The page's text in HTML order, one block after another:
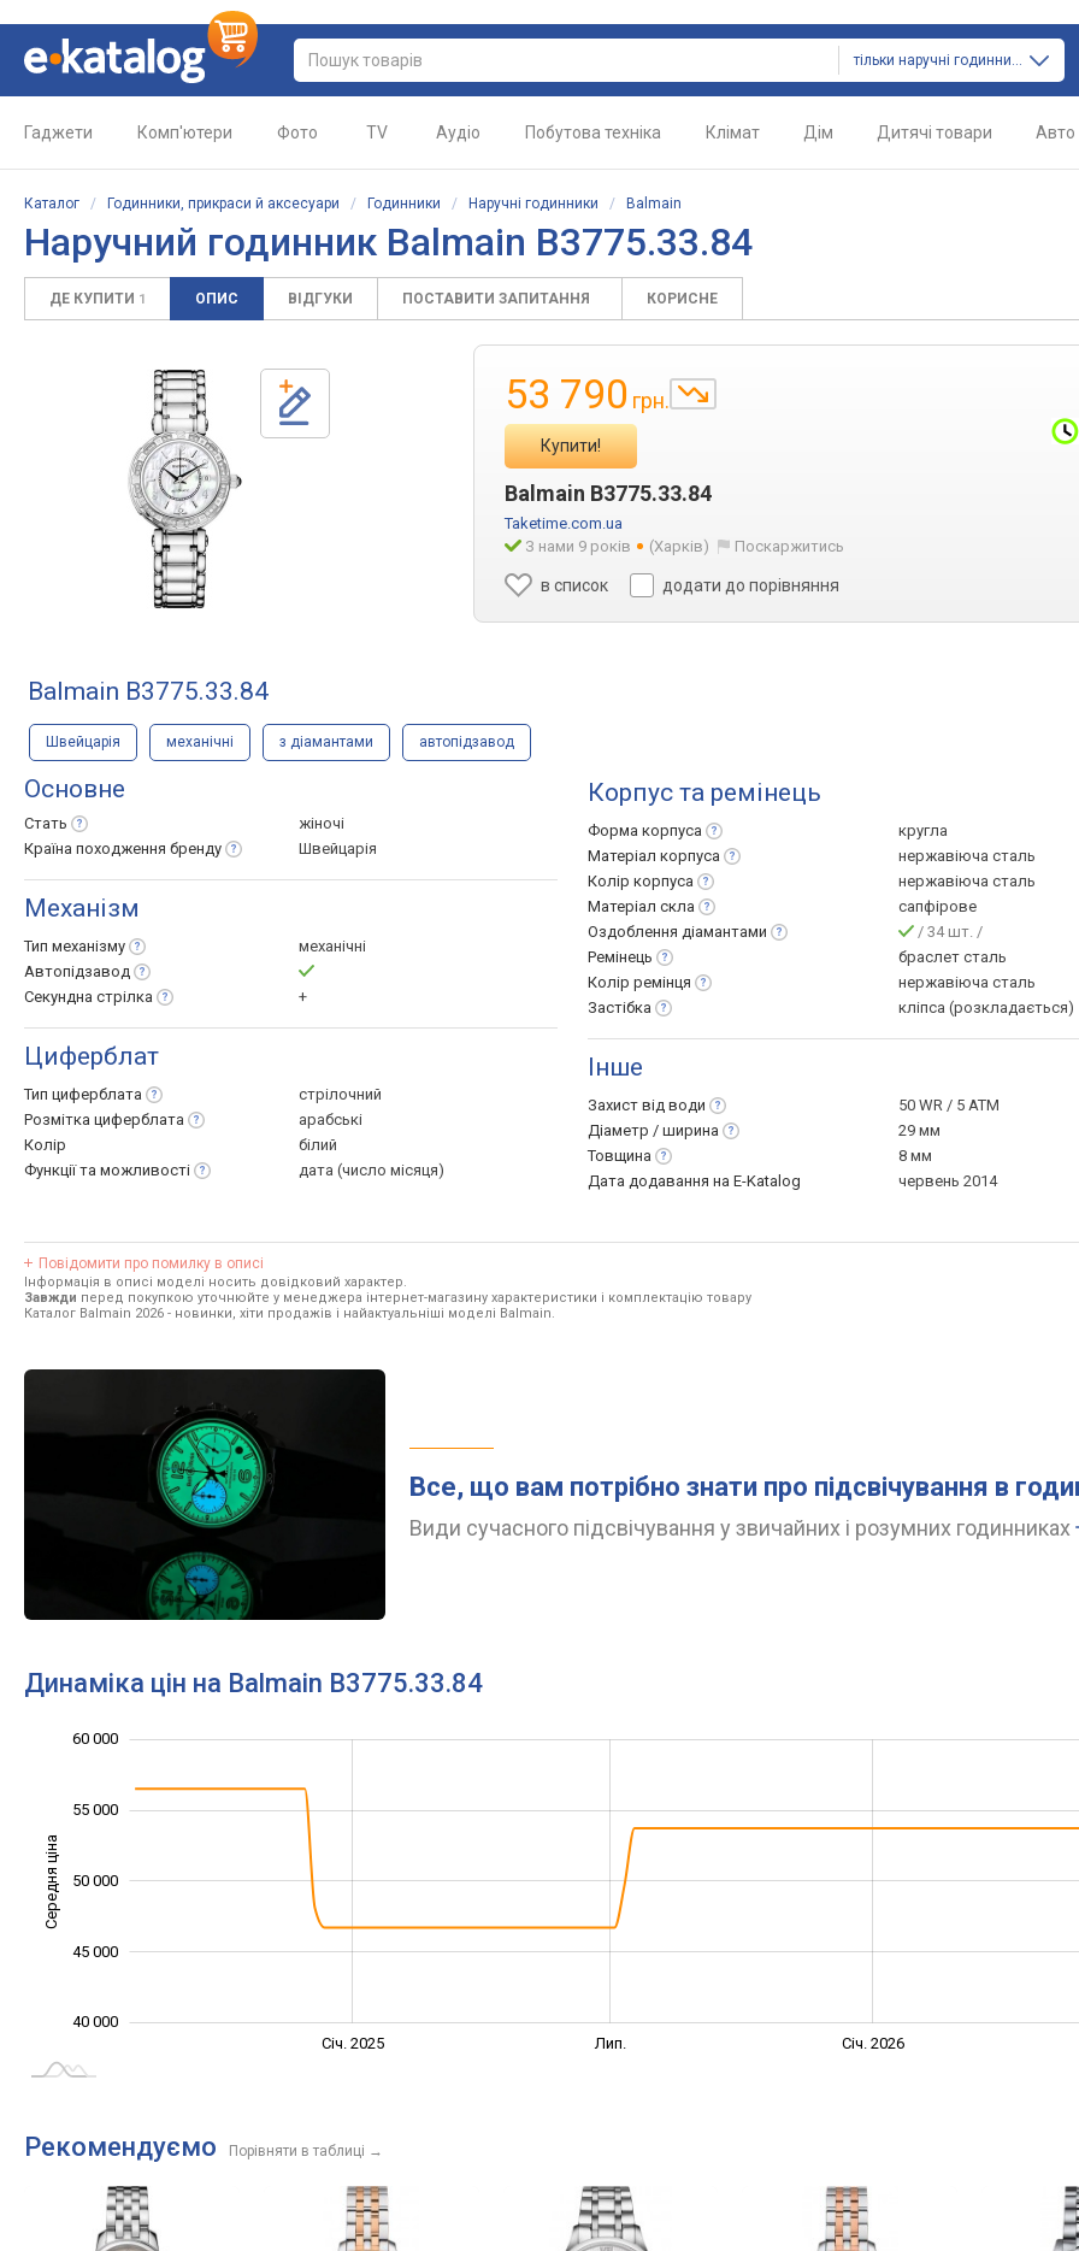
тільки наручні годинники
Гаджети Комп'ютери Фото TV Аудіо Побутова техніка Клімат Дім Дитячі товари Авто
Каталог / Годинники, прикраси й аксесуари / Годинники / Наручні годинники / Balmain
Наручний годинник Balmain B3775.33.84
ДЕ КУПИТИ 1 ОПИС ВІДГУКИ ПОСТАВИТИ ЗАПИТАННЯ КОРИСНЕ
53 790 грн.
Купити!
Balmain B3775.33.84
Taketime.com.ua
З нами 9 років
(Харків) Поскаржитись
в список додати до порівняння
Balmain B3775.33.84
Швейцарія механічні з діамантами автопідзавод
Основне
Стать
жіночі
Країна походження бренду Швейцарія
Механізм
Тип механізму
механічні
Автопідзавод
Секундна стрілка +
Циферблат
Тип циферблата
стрілочний
Розмітка циферблата
арабські
Колір
білий
Функції та можливості дата (число місяця)
Корпус та ремінець
Форма корпуса
кругла
Матеріал корпуса
нержавіюча сталь
Колір корпуса
нержавіюча сталь
Матеріал скла
сапфірове
Оздоблення діамантами
/ 34 шт. /
Ремінець
браслет сталь
Колір ремінця
нержавіюча сталь
Застібка
кліпса (розкладається)
Інше
Захист від води
50 WR / 5 ATM
Діаметр / ширина
29 мм
Товщина
8 мм
Дата додавання на E-Katalog
червень 2014
Повідомити про помилку в описі
Інформація в описі моделі носить довідковий характер.
Завжди перед покупкою уточнюйте у менеджера інтернет-магазину характеристики і комплектацію товару
Каталог Balmain 2026 - новинки, хіти продажів і найактуальніші моделі Balmain.
Все, що вам потрібно знати про підсвічування в
Види сучасного підсвічування у звичайних і розумних годинниках
Динаміка цін на Balmain B3775.33.84
Середня ціна 40 000
40 000
45 000
50 000
55 000
60 000
Січ. 2025 Лип. Січ. 2026
Рекомендуємо Порівняти в таблиці →